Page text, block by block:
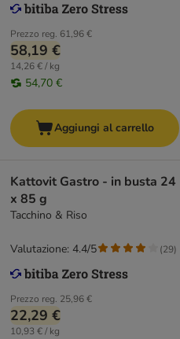
Prezzo reg. 61,96 €
58,19 €
14,26 € / kg
54,70 €
Aggiungi al carrello
Kattovit Gastro - in busta 24
x 85 g
Tacchino & Riso
Prezzo reg. 25,96 €
22,29 €
10,93 € / kg
Valutazione: 4.4/5 (29)